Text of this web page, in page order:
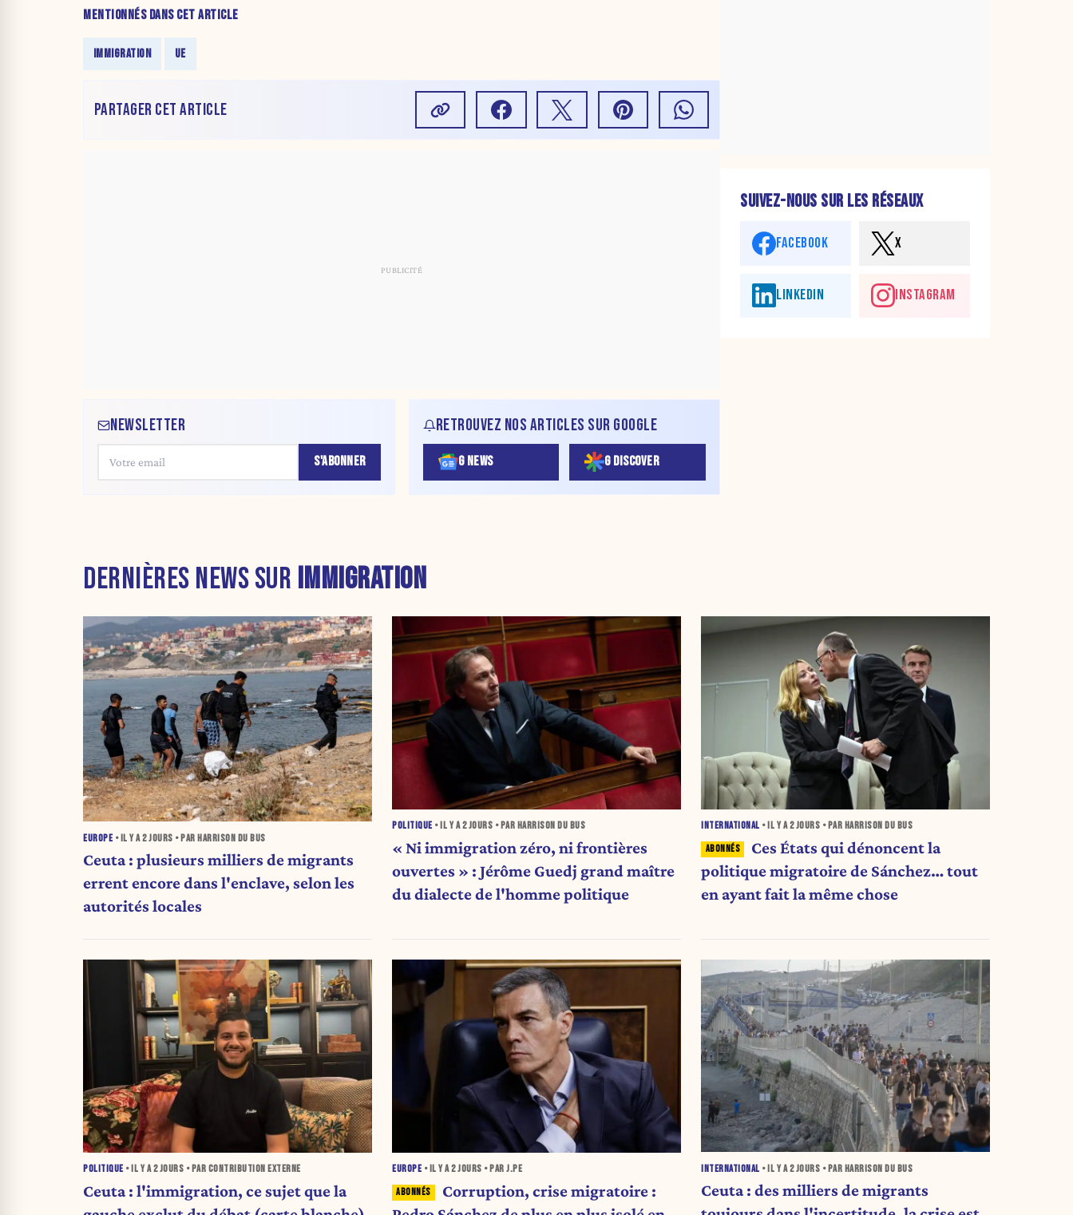
MENTIONNÉS DANS CET ARTICLE
IMMIGRATION UE
PARTAGER CET ARTICLE
NEWSLETTER
S'ABONNER
RETROUVEZ NOS ARTICLES SUR GOOGLE
G NEWS G DISCOVER
SUIVEZ-NOUS SUR LES RÉSEAUX
FACEBOOK X
LINKEDIN INSTAGRAM
DERNIÈRES NEWS SUR IMMIGRATION
EUROPE • IL Y A2 JOURS • PAR HARRISON DU BUS
Ceuta : plusieurs milliers de migrants
errent encore dans l'enclave, selon les
autorités locales
POLITIQUE • IL Y A2 JOURS • PAR HARRISON DU BUS
« Ni immigration zéro, ni frontières
ouvertes » : Jérôme Guedj grand maître
du dialecte de l'homme politique
INTERNATIONAL • IL Y A2 JOURS • PAR HARRISON DU BUS
Ces États qui dénoncent la
politique migratoire de Sánchez… tout
en ayant fait la même chose
POLITIQUE • IL Y A2 JOURS • PAR CONTRIBUTION EXTERNE
Ceuta : l'immigration, ce sujet que la
EUROPE • IL Y A2 JOURS • PAR J.PE
Corruption, crise migratoire :
INTERNATIONAL • IL Y A2 JOURS • PAR HARRISON DU BUS
Ceuta : des milliers de migrants